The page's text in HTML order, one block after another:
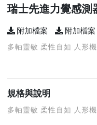
瑞士先進力覺感測
附加檔案 附加檔案
多軸靈敏 柔性自如 人形
規格與說明
多軸靈敏 柔性自如 人形